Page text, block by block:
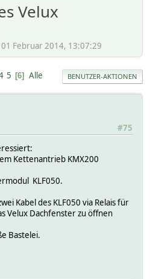
Velux
Februar 2014, 13:07:29
5 6 Alle BENUTZER-AKTIONEN
#75
Kettenantrieb KMX200
KLF050.
Kabel des KLF050 via Relais für
Velux Dachfenster zu öffnen
Bastelei.